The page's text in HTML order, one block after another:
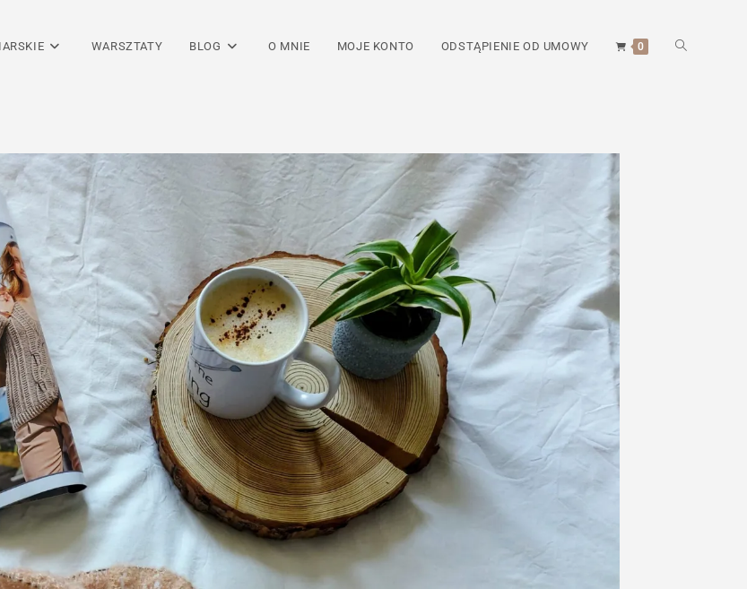
WARSZTATY BLOG O MNIE MOJE KONTO ODSTĄPIENIE OD UMOWY 0 TOGGLE